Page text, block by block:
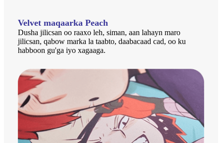
Velvet maqaarka Peach
Dusha jilicsan oo raaxo leh, siman, aan lahayn maro
jilicsan, qabow marka la taabto, daabacaad cad, oo ku
habboon gu'ga iyo xagaaga.